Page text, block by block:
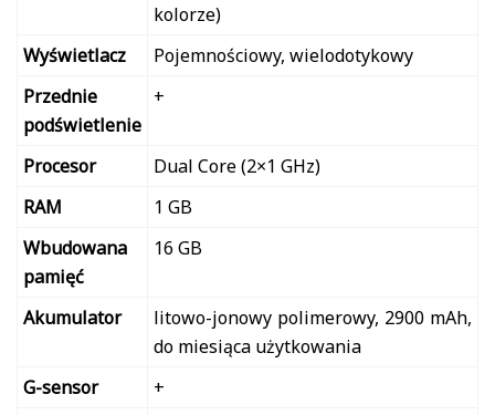
kolorze)
Wyświetlacz
Pojemnościowy, wielodotykowy
Przednie
podświetlenie
+
Procesor
Dual Core (2×1 GHz)
RAM
1 GB
Wbudowana
pamięć
16 GB
Akumulator
litowo-jonowy polimerowy, 2900 mAh,
do miesiąca użytkowania
G-sensor
+